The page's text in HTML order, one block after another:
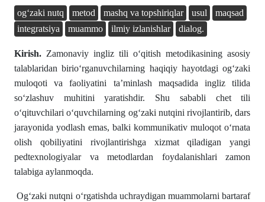
og‘zaki nutq metod mashq va topshiriqlar usul
maqsad
integratsiya
muammo ilmiy izlanishlar dialog.
Kirish. Zamonaviy ingliz tili o‘qitish metodikasining asosiy
talablaridan birio‘rganuvchilarning haqiqiy hayotdagi og‘zaki
muloqoti va faoliyatini ta’minlash maqsadida ingliz tilida
so‘zlashuv muhitini yaratishdir. Shu sababli chet tili
o‘qituvchilari o‘quvchilarning og‘zaki nutqini rivojlantirib, dars
jarayonida yodlash emas, balki kommunikativ muloqot o‘rnata
olish qobiliyatini rivojlantirishga xizmat qiladigan yangi
pedtexnologiyalar va metodlardan foydalanishlari zamon
talabiga aylanmoqda.
Og‘zaki nutqni o‘rgatishda uchraydigan muammolarni bartaraf